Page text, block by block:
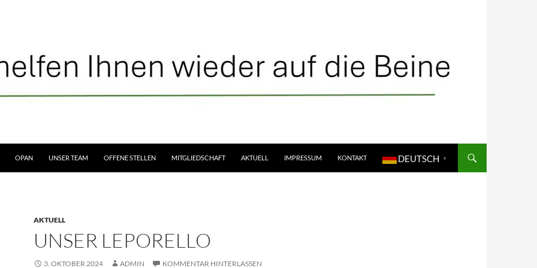
OPAN UNSER TEAM OFFENE STELLEN MITGLIEDSCHAFT AKTUELL IMPRESSUM KONTAKT DEUTSCH ▼
AKTUELL
UNSER LEPORELLO
3. OKTOBER 2024 ADMIN KOMMENTAR HINTERLASSEN